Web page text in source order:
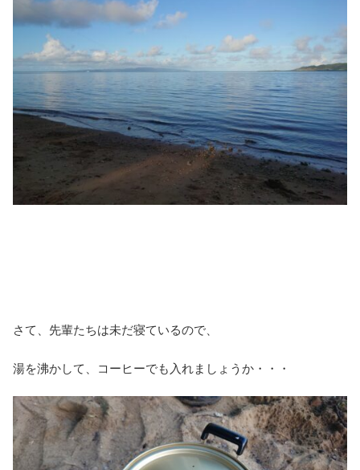
さて、先輩たちは未だ寝ているので、
湯を沸かして、コーヒーでも入れましょうか・・・